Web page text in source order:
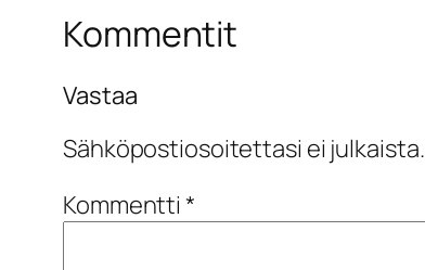
Kommentit
Vastaa
Sähköpostiosoitettasi ei julkaista.
Kommentti*